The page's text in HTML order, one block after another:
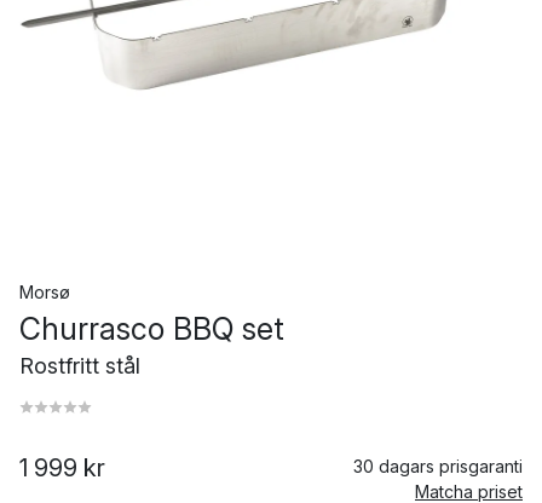
Morsø
Churrasco BBQ set
Rostfritt stål
1 999 kr
30 dagars prisgaranti
Matcha priset